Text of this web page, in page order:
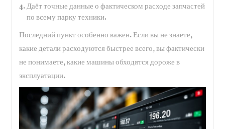
Даёт точные данные о фактическом расходе запчастей
по всему парку техники.
Последний пункт особенно важен. Если вы не знаете,
какие детали расходуются быстрее всего, вы фактически
не понимаете, какие машины обходятся дороже в
эксплуатации.